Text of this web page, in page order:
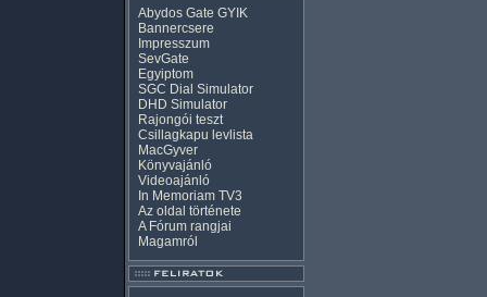
Abydos Gate GYIK
Bannercsere
Impresszum
SevGate
Egyiptom
SGC Dial Simulator
DHD Simulator
Rajongói teszt
Csillagkapu levlista
MacGyver
Könyvajánló
Videoajánló
In Memoriam TV3
Az oldal története
A Fórum rangjai
Magamról